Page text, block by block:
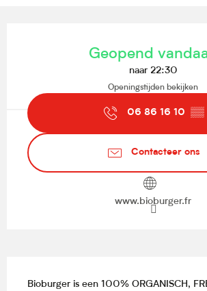
Geopend
naar 22:30
Openingstijden bekijken
06 86 16 10 ▒▒
Contacteer ons
www.bioburger.fr
Bioburger is een 100% ORGANISCH,